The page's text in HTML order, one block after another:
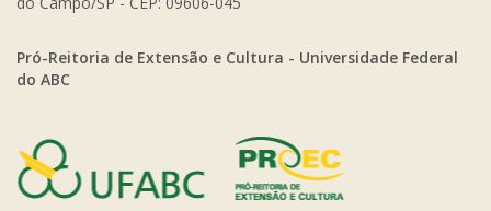
Pró-Reitoria de Extensão e Cultura - Universidade Federal
do ABC